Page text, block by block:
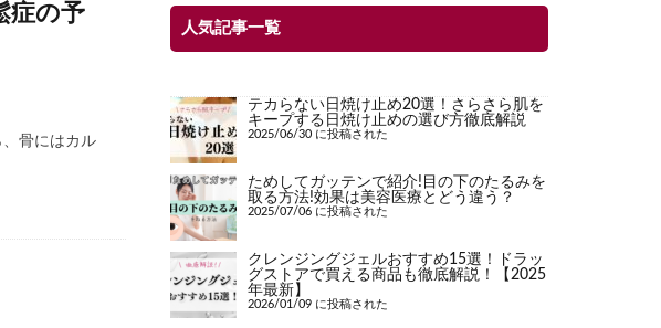
症の予
骨にはカル
人気記事一覧
テカらない日焼け止め20選！さらさら肌を
キープする日焼け止めの選び方徹底解説
2025/06/30 に投稿された
ためしてガッテンで紹介!目の下のたるみを
取る方法!効果は美容医療とどう違う？
2025/07/06 に投稿された
クレンジングジェルおすすめ15選！ドラッ
グストアで買える商品も徹底解説！【2025
年最新】
2026/01/09 に投稿された